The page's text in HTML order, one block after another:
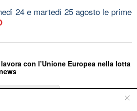
24 e martedì 25 agosto le prime
con l’Unione Europea nella lotta